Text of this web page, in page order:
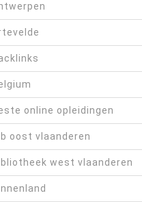
online opleidingen
oost vlaanderen
west vlaanderen